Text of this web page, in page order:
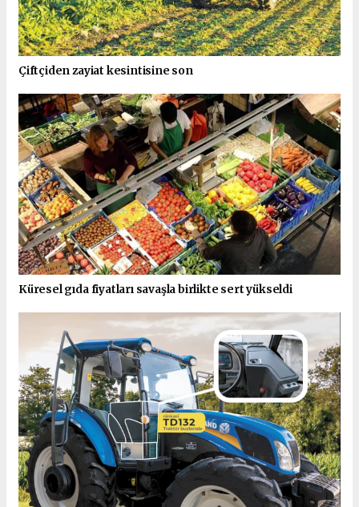
Çiftçiden zayiat kesintisine son
Küresel gıda fiyatları savaşla birlikte sert yükseldi